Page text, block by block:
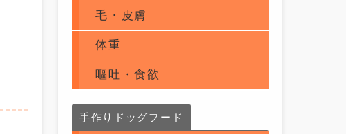
毛・皮膚
体重
嘔吐・食欲
手作りドッグフード